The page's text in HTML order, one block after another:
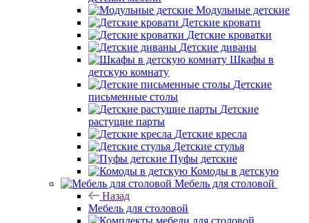
Модульные детские
Детские кровати
Детские кроватки
Детские диваны
Шкафы в
детскую комнату
Детские
письменные столы
Детские
растущие парты
Детские кресла
Детские стулья
Пуфы детские
Комоды в детскую
Мебель для столовой
Назад
Мебель для столовой